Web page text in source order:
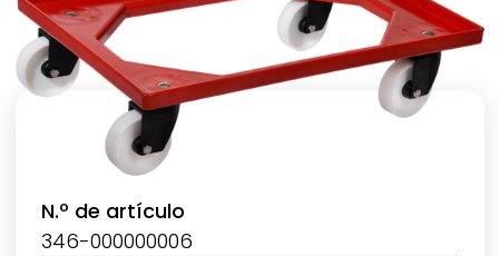
N.º de artículo
346-000000006